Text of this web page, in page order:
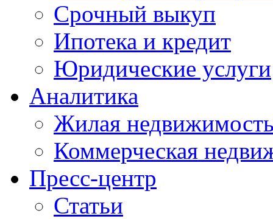
Срочный выкуп
Ипотека и кредит
Юридические услуги
Аналитика
Жилая
Коммерческая
Пресс-центр
Статьи